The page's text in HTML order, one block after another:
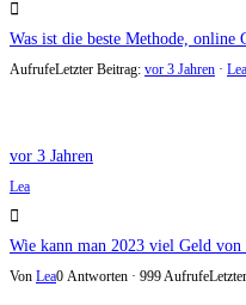
Was ist die beste Methode, online
AufrufeLetzter Beitrag: vor 3 Jahren · Lea
vor 3 Jahren
Lea
Wie kann man 2023 viel Geld von
Von Lea0 Antworten · 999 Aufrufe